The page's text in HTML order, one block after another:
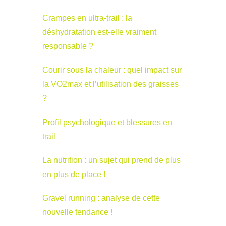
Crampes en ultra-trail : la
déshydratation est-elle vraiment
responsable ?
Courir sous la chaleur : quel impact sur
la VO2max et l’utilisation des graisses
?
Profil psychologique et blessures en
trail
La nutrition : un sujet qui prend de plus
en plus de place !
Gravel running : analyse de cette
nouvelle tendance !